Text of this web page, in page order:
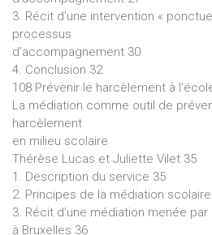
3. Récit d’une intervention «
processus
d’accompagnement 30
4. Conclusion 32
108 Prévenir le harcèlement à
La médiation comme outil de
harcèlement
en milieu scolaire
Thérèse Lucas et Juliette Vilet 35
1. Description du service 35
2. Principes de la médiation
3. Récit d’une médiation menée
à Bruxelles 36